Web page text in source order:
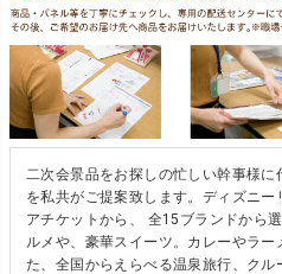
二次会景品をお探しの忙しい幹事様
を私共がご提案致します。ディズニ
アチケットから、 全15ブランドから
ルメや、豪華スイーツ。カレーやラ
た、全国からえらべる温泉旅行、ク